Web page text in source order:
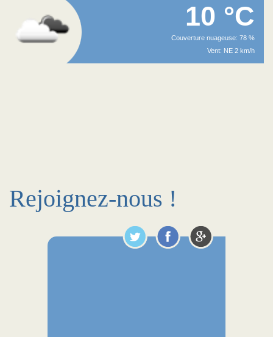
10 °C
Couverture nuageuse: 78 %
Vent: NE 2 km/h
Rejoignez-nous !